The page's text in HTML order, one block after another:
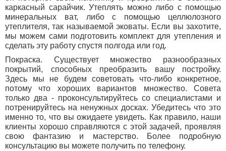
каркасный сарайчик. Утеплять можно либо с помощью
минеральных ват, либо с помощью целлюлозного
утеплителя, так называемой эковаты. Если вы захотите,
мы можем сами подготовить комплект для утепления и
сделать эту работу спустя полгода или год.
Покраска. Существует множество разнообразных
покрытий, способных преобразить вашу постройку.
Здесь мы не будем советовать что-либо конкретное,
потому что хороших вариантов множество. Совета
только два - проконсультируйтесь со специалистами и
потренируйтесь на ненужных досках. Убедитесь что это
именно то, что вы ожидаете увидеть. Как правило, наши
клиенты хорошо справляются с этой задачей, проявляя
свою фантазию и мастерство. Более подробную
консультацию вы можете получить по телефону.